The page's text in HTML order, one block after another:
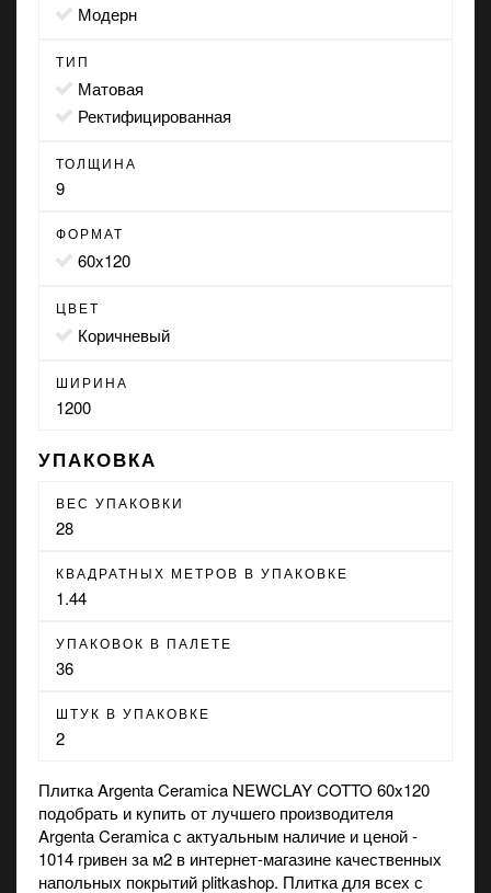
модерн
ТИП
матовая
ректифицированная
ТОЛЩИНА
9
ФОРМАТ
60x120
ЦВЕТ
коричневый
ШИРИНА
1200
УПАКОВКА
ВЕС УПАКОВКИ
28
КВАДРАТНЫХ МЕТРОВ В УПАКОВКЕ
1.44
УПАКОВОК В ПАЛЕТЕ
36
ШТУК В УПАКОВКЕ
2
Плитка Argenta Ceramica NEWCLAY COTTO 60x120
подобрать и купить от лучшего производителя
Argenta Ceramica с актуальным наличие и ценой -
1014 гривен за м2 в интернет-магазине качественных
напольных покрытий plitkashop. Плитка для всех с